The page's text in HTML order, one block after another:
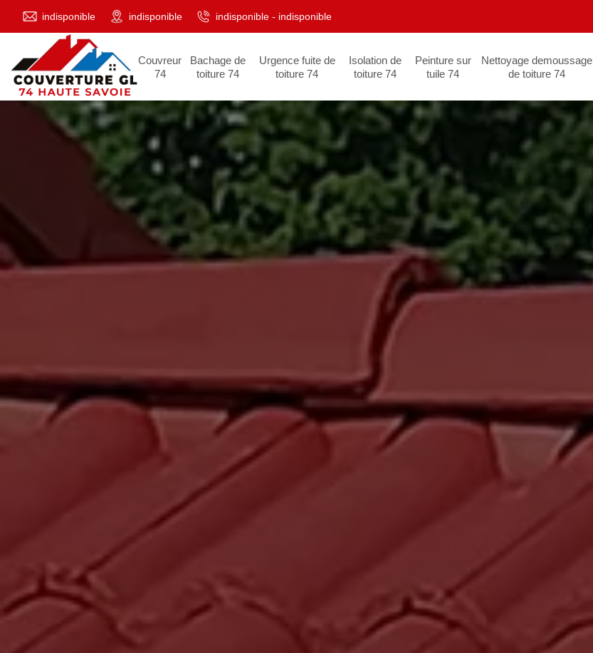
indisponible indisponible indisponible - indisponible
Couvreur
74
Bachage de
toiture 74
Urgence fuite de
toiture 74
Isolation de
toiture 74
Peinture sur
tuile 74
Nettoyage demoussage
de toiture 74